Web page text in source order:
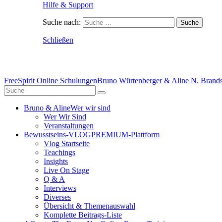
Hilfe & Support
Suche nach:
Schließen
FreeSpirit Online SchulungenBruno Würtenberger & Aline N.
Bruno & AlineWer wir sind
Wer Wir Sind
Veranstaltungen
Bewusstseins-VLOGPREMIUM-Plattform
Vlog Startseite
Teachings
Insights
Live On Stage
Q & A
Interviews
Diverses
Übersicht & Themenauswahl
Komplette Beitrags-Liste